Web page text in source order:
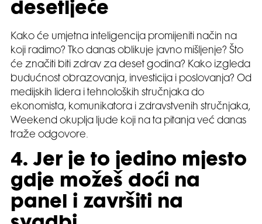
desetljeće
Kako će umjetna inteligencija promijeniti način na
koji radimo? Tko danas oblikuje javno mišljenje? Što
će značiti biti zdrav za deset godina? Kako izgleda
budućnost obrazovanja, investicija i poslovanja? Od
medijskih lidera i tehnoloških stručnjaka do
ekonomista, komunikatora i zdravstvenih stručnjaka,
Weekend okuplja ljude koji na ta pitanja već danas
traže odgovore.
4. Jer je to jedino mjesto
gdje možeš doći na
panel i završiti na